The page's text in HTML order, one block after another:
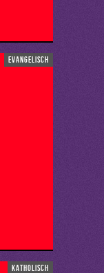
evangelisch
katholisch